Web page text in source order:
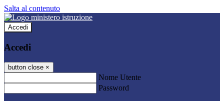
Salta al contenuto
Accedi
Accedi
button close ×
Nome Utente
Password